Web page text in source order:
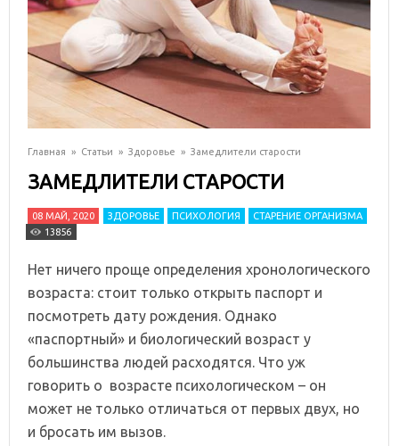
Главная » Статьи » Здоровье » Замедлители старости
ЗАМЕДЛИТЕЛИ СТАРОСТИ
08 МАЙ, 2020 ЗДОРОВЬЕ ПСИХОЛОГИЯ
СТАРЕНИЕ ОРГАНИЗМА
13856
Нет ничего проще определения хронологического
возраста: стоит только открыть паспорт и
посмотреть дату рождения. Однако
«паспортный» и биологический возраст у
большинства людей расходятся. Что уж
говорить о возрасте психологическом – он
может не только отличаться от первых двух, но
и бросать им вызов.